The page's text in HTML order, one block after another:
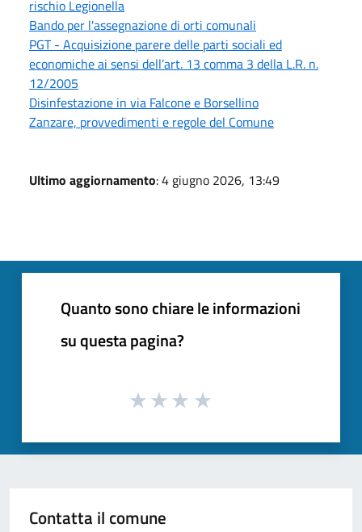
rischio Legionella
Bando per l'assegnazione di orti comunali
PGT - Acquisizione parere delle parti sociali ed
economiche ai sensi dell’art. 13 comma 3 della L.R. n.
12/2005
Disinfestazione in via Falcone e Borsellino
Zanzare, provvedimenti e regole del Comune
Ultimo aggiornamento: 4 giugno 2026, 13:49
Quanto sono chiare le informazioni
su questa pagina?
Contatta il comune